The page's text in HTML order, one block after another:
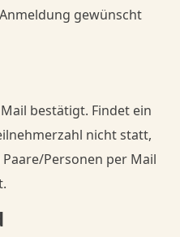
gewünscht
bestätigt. Findet ein
nicht statt,
Personen per Mail